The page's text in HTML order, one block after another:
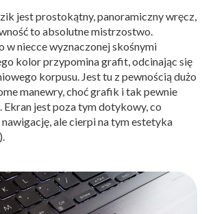
jest prostokątny, panoramiczny wręcz,
to absolutne mistrzostwo.
w niecce wyznaczonej skośnymi
kolor przypomina grafit, odcinając się
korpusu. Jest tu z pewnością dużo
manewry, choć grafik i tak pewnie
Ekran jest poza tym dotykowy, co
ale cierpi na tym estetyka